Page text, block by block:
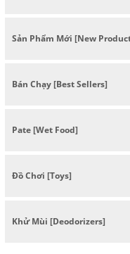
Sản Phẩm Mới [New
Bán Chạy [Best Sellers]
Pate [Wet Food]
Đồ Chơi [Toys]
Khử Mùi [Deodorizers]